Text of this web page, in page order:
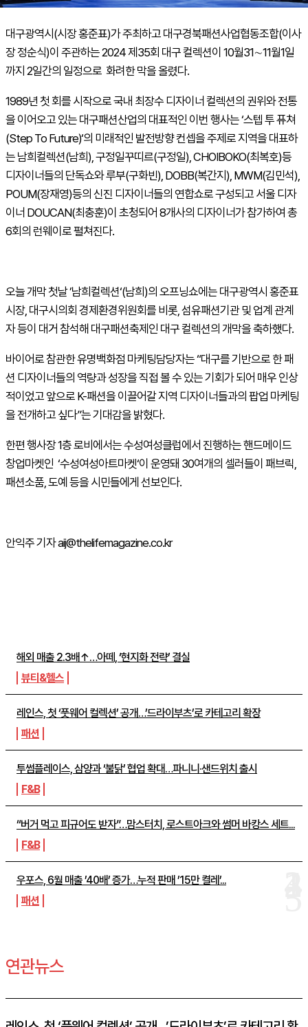
해외 매출 2.3배↑…아떼, ‘현지화 전략’ 결실
뷰티&헬스
레인스, 첫 ‘풋웨어 컬렉션’ 공개…’드라이부츠’로 카테고리 확장
패션
투썸플레이스, 삼양과 ‘불닭’ 협업 확대…파니니·샌드위치 출시
F&B
“버거 먹고 피규어도 받자”…맘스터치, 로스트아크와 썸머 바캉스 세트...
F&B
우포스, 6월 매출 ’40배’ 증가…누적 판매 ’15만 켤레’...
패션
연관뉴스
대구광역시(시장 홍준표)가 주최하고 대구경북패션사업협동조합(이사
장 정순식)이 주관하는 2024 제35회 대구 컬렉션이 10월31∼11월1일
까지 2일간의 일정으로 화려한 막을 올렸다.
1989년 첫 회를 시작으로 국내 최장수 디자이너 컬렉션의 권위와 전통
을 이어오고 있는 대구패션산업의 대표적인 이번 행사는 ‘스텝 투 퓨쳐
(Step To Future)‘의 미래적인 발전방향 컨셉을 주제로 지역을 대표하
는 남희컬렉션(남희), 구정일꾸띠르(구정일), CHOIBOKO(최복호)등
디자이너들의 단독쇼와 루부(구화빈), DOBB(복간지), MWM(김민석),
POUM(장재영)등의 신진 디자이너들의 연합쇼로 구성되고 서울 디자
이너 DOUCAN(최충훈)이 초청되어 8개사의 디자이너가 참가하여 총
6회의 런웨이로 펼쳐진다.
오늘 개막 첫날 ’남희컬렉션‘(남희)의 오프닝쇼에는 대구광역시 홍준표
시장, 대구시의회 경제환경위원회를 비롯, 섬유패션기관 및 업계 관계
자 등이 대거 참석해 대구패션축제인 대구 컬렉션의 개막을 축하했다.
바이어로 참관한 유명백화점 마케팅담당자는 “대구를 기반으로 한 패
션 디자이너들의 역량과 성장을 직접 볼 수 있는 기회가 되어 매우 인상
적이었고 앞으로 K-패션을 이끌어갈 지역 디자이너들과의 팝업 마케팅
을 전개하고 싶다”는 기대감을 밝혔다.
한편 행사장 1층 로비에서는 수성여성클럽에서 진행하는 핸드메이드
창업마켓인 ‘수성여성아트마켓‘이 운영돼 30여개의 셀러들이 패브릭,
패션소품, 도예 등을 시민들에게 선보인다.
안익주 기자 aij@thelifemagazine.co.kr